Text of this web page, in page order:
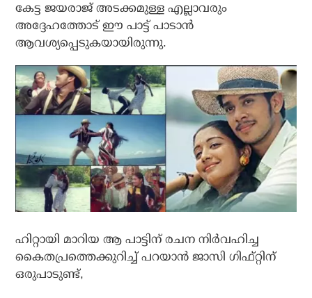
കേട്ട ജയരാജ് അടക്കമുള്ള എല്ലാവരും
അദ്ദേഹത്തോട് ഈ പാട്ട് പാടാൻ
ആവശ്യപ്പെടുകയായിരുന്നു.
ഹിറ്റായി മാറിയ ആ പാട്ടിന് രചന നിർവഹിച്ച
കൈതപ്രത്തെക്കുറിച്ച് പറയാൻ ജാസി ഗിഫ്റ്റിന്
ഒരുപാടുണ്ട്,